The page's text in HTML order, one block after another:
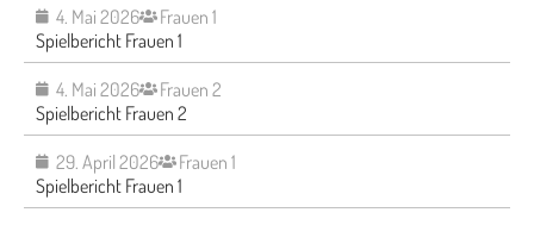
4. Mai 2026
Frauen 1
Spielbericht Frauen 1
4. Mai 2026
Frauen 2
Spielbericht Frauen 2
29. April 2026
Frauen 1
Spielbericht Frauen 1